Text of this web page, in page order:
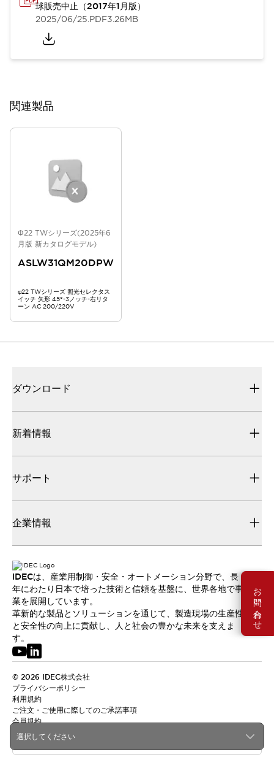
お問い合わせ
球販売中止（2017年1月版）
2025/06/25.PDF3.26MB
関連製品
Φ22 TWシリーズ(2025年6
月版 新カタログモデル)
ASLW31QM20DPW
φ22 TWシリーズ 照光セレクタス
イッチ 矢形 45°-3ノッチ-右リタ
ーン AC 200/220V
選択してください
ダウンロード
新着情報
サポート
企業情報
IDECは、産業用制御・安全・オートメーション分野で、長
年にわたり日本で培った技術と信頼を基盤に、世界各地で事
業を展開しています。
革新的な製品とソリューションを通じて、製造現場の生産性
と安全性の向上に貢献し、人と社会の豊かな未来を支えま
す。
© 2026 IDEC株式会社
プライバシーポリシー
利用規約
ご注文・ご使用に際してのご承諾事項
会員規約
日本